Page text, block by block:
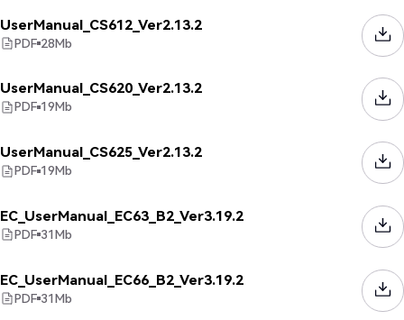
UserManual_CS612_Ver2.13.2
PDF 28Mb
UserManual_CS620_Ver2.13.2
PDF 19Mb
UserManual_CS625_Ver2.13.2
PDF 19Mb
EC_UserManual_EC63_B2_Ver3.19.2
PDF 31Mb
EC_UserManual_EC66_B2_Ver3.19.2
PDF 31Mb